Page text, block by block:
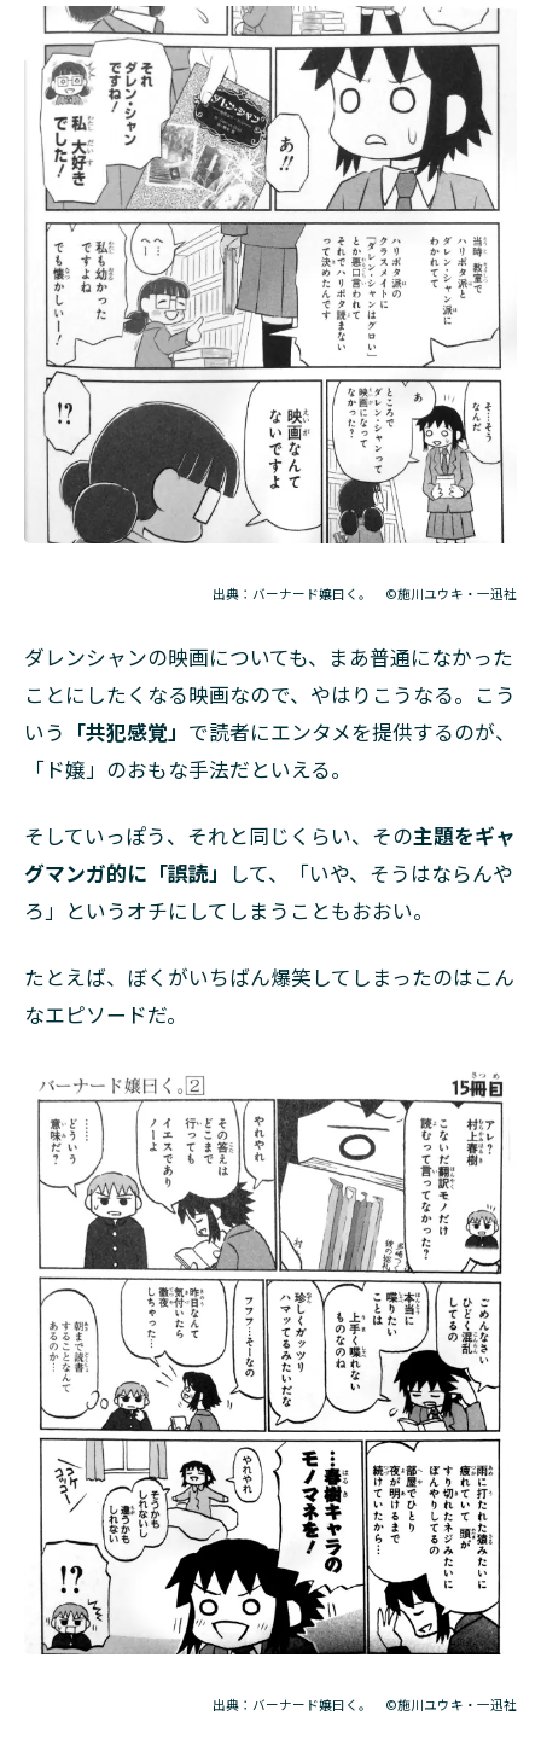
出典：バーナード嬢曰く。 ©施川ユウキ・一迅社
ダレンシャンの映画についても、まあ普通になかった
ことにしたくなる映画なので、やはりこうなる。こう
いう 「共犯感覚」 で読者にエンタメを提供するのが、
「ド嬢」のおもな手法だといえる。
そしていっぽう、それと同じくらい、その主題をギャ
グマンガ的に「誤読」
して、「いや、そうはならんや
ろ」というオチにしてしまうこともおおい。
たとえば、ぼくがいちばん爆笑してしまったのはこん
なエピソードだ。
出典：バーナード嬢曰く。 ©施川ユウキ・一迅社